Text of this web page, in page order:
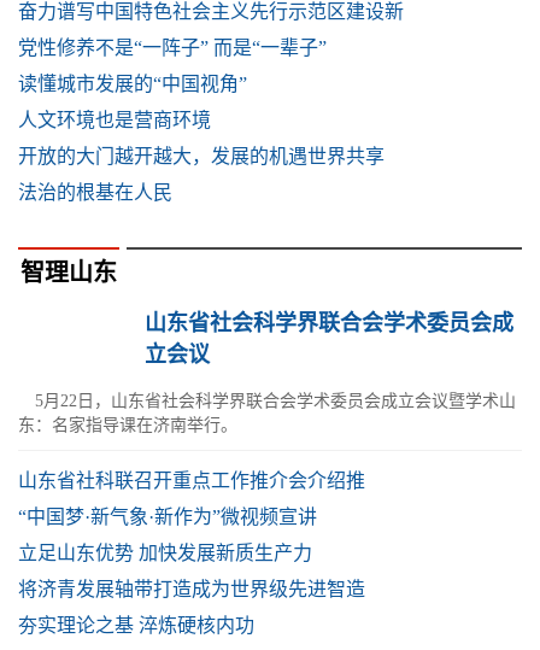
奋力谱写中国特色社会主义先行示范区建设新
党性修养不是“一阵子” 而是“一辈子”
读懂城市发展的“中国视角”
人文环境也是营商环境
开放的大门越开越大，发展的机遇世界共享
法治的根基在人民
智理山东
山东省社会科学界联合会学术委员会成
立会议
5月22日，山东省社会科学界联合会学术委员会成立会议暨学术山
东：名家指导课在济南举行。
山东省社科联召开重点工作推介会介绍推
“中国梦·新气象·新作为”微视频宣讲
立足山东优势 加快发展新质生产力
将济青发展轴带打造成为世界级先进智造
夯实理论之基 淬炼硬核内功